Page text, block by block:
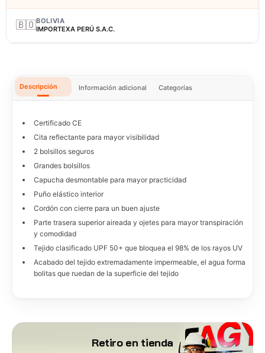
🇧🇴BOLIVIA
IMPORTEXA PERÚ S.A.C.
Descripción Información adicional Categorías
Certificado CE
Cita reflectante para mayor visibilidad
2 bolsillos seguros
Grandes bolsillos
Capucha desmontable para mayor practicidad
Puño elástico interior
Cordón con cierre para un buen ajuste
Parte trasera superior aireada y ojetes para mayor transpiración
y comodidad
Tejido clasificado UPF 50+ que bloquea el 98% de los rayos UV
Acabado del tejido extremadamente impermeable, el agua forma
bolitas que ruedan de la superficie del tejido
Retiro en tienda